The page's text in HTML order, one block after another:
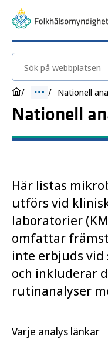
Sök på webbplatsen
Nationell
Nationell
Här listas
utförs vid
laboratorier
omfattar
inte erbjuds
och inkluderar
rutinanalyser
Varje analys länkar